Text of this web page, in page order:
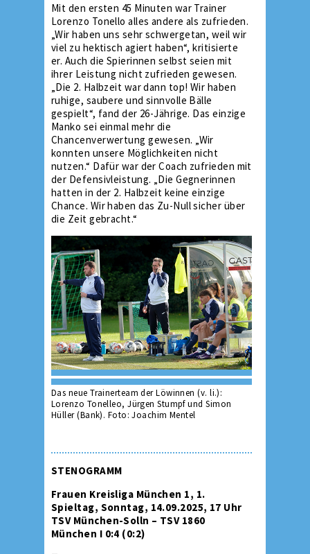
Mit den ersten 45 Minuten war Trainer
Lorenzo Tonello alles andere als zufrieden.
„Wir haben uns sehr schwergetan, weil wir
viel zu hektisch agiert haben“, kritisierte
er. Auch die Spierinnen selbst seien mit
ihrer Leistung nicht zufrieden gewesen.
„Die 2. Halbzeit war dann top! Wir haben
ruhige, saubere und sinnvolle Bälle
gespielt“, fand der 26-Jährige. Das einzige
Manko sei einmal mehr die
Chancenverwertung gewesen. „Wir
konnten unsere Möglichkeiten nicht
nutzen.“ Dafür war der Coach zufrieden mit
der Defensivleistung. „Die Gegnerinnen
hatten in der 2. Halbzeit keine einzige
Chance. Wir haben das Zu-Null sicher über
die Zeit gebracht.“
Das neue Trainerteam der Löwinnen (v. li.):
Lorenzo Tonelleo, Jürgen Stumpf und Simon
Hüller (Bank). Foto: Joachim Mentel
STENOGRAMM
Frauen Kreisliga München 1, 1.
Spieltag, Sonntag, 14.09.2025, 17 Uhr
TSV München-Solln – TSV 1860
München I 0:4 (0:2)